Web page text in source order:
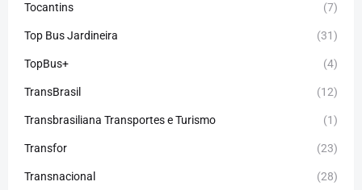
Tocantins (7)
Top Bus Jardineira (31)
TopBus+ (4)
TransBrasil (12)
Transbrasiliana Transportes e Turismo (1)
Transfor (23)
Transnacional (28)